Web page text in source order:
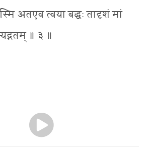
अतएव त्वया बद्धः तादृशं मां
॥ ३ ॥